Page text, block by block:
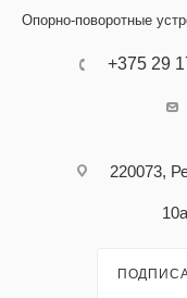
Опорно-поворотные
+375 29
220073,